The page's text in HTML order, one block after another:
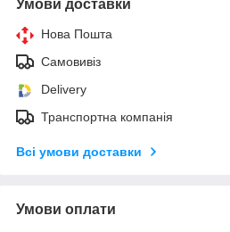
Умови доставки
Нова Пошта
Самовивіз
Delivery
Транспортна компанія
Всі умови доставки
Умови оплати